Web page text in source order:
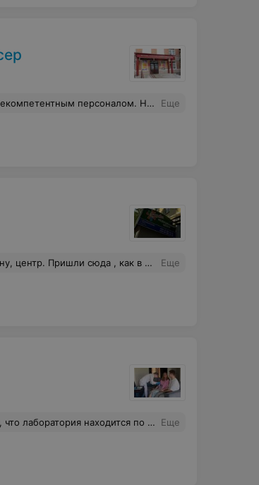
у меня герпес. Никаких вопросов от нее вообще не было, только сухое "Я вас слушаю", постановка диагноза и самое шедевральное - выписывание лекарства, которое строго запрещено при герпесе. Вот так здесь лечат, да, и еще на платной основе. Еще
Лечение заработать в районе полу-года. Сейчас мы с мужем просто счастливы! Единственный достойный центр по лечению и нахождению инфекций! Ещё раз, спасибо за все! Еще
тест, спросили сколько лет ребенку и др. Примерно за 2 дня перенесли время записи, хоть спросили смогу ли приехать, и то хорошо. Еще